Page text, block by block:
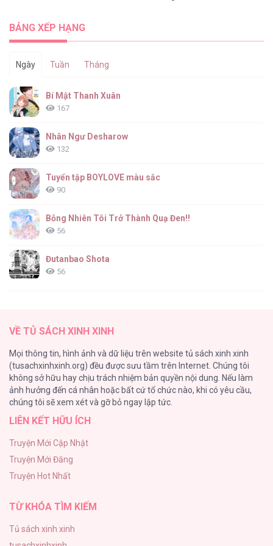
BẢNG XẾP HẠNG
Ngày Tuần Tháng
Bí Mật Thanh Xuân
167
Nhân Ngư Desharow
132
Tuyển tập BOYLOVE màu sắc
90
Bỗng Nhiên Tôi Trở Thành Quạ Đen!!
56
Đutanbao Shota
56
54
Một Đêm Nọ Đột Nhiên Yandere Tới!
51
Cách Khiến Phu Quân Đứng Về Phía Tôi
ONESHOT CHỊCH VỒN CHỊCH VÃ
47
VỀ TỦ SÁCH XINH XINH
Mọi thông tin, hình ảnh và dữ liệu trên website tủ sách xinh xinh
(tusachxinhxinh.org) đều được sưu tầm trên Internet. Chúng tôi
không sở hữu hay chịu trách nhiệm bản quyền nội dung. Nếu làm
ảnh hưởng đến cá nhân hoặc bất cứ tổ chức nào, khi có yêu cầu,
chúng tôi sẽ xem xét và gỡ bỏ ngay lập tức.
LIÊN KẾT HỮU ÍCH
Truyện Mới Cập Nhật
Truyện Mới Đăng
Truyện Hot Nhất
TỪ KHÓA TÌM KIẾM
Tủ sách xinh xinh